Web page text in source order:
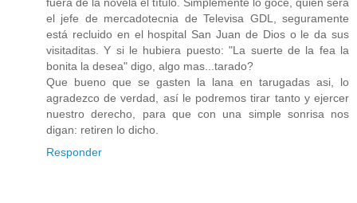
el jefe de mercadotecnia de Televisa GDL, seguramente
está recluido en el hospital San Juan de Dios o le da sus
visitaditas. Y si le hubiera puesto: "La suerte de la fea la
bonita la desea" digo, algo mas...tarado?
Que bueno que se gasten la lana en tarugadas asi, lo
agradezco de verdad, así le podremos tirar tanto y ejercer
nuestro derecho, para que con una simple sonrisa nos
digan: retiren lo dicho.
Responder